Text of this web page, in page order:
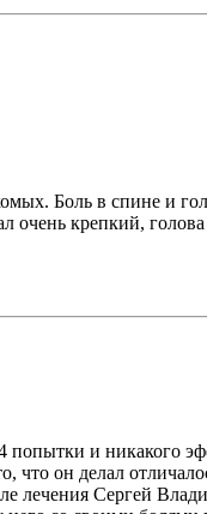
Боль в спине и
очень крепкий,
попытки и
он делал
лечения Сергей